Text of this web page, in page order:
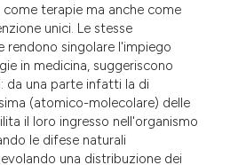
terapie ma anche come
unici. Le stesse
rendono singolare l'impiego
in medicina, suggeriscono
da una parte infatti la di
(atomico-molecolare) delle
il loro ingresso nell'organismo
le difese naturali
una distribuzione dei